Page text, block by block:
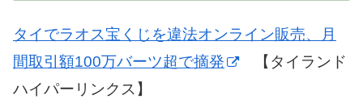
タイでラオス宝くじを違法オンライン販売、月
間取引額100万バーツ超で摘発
【タイランド
ハイパーリンクス】